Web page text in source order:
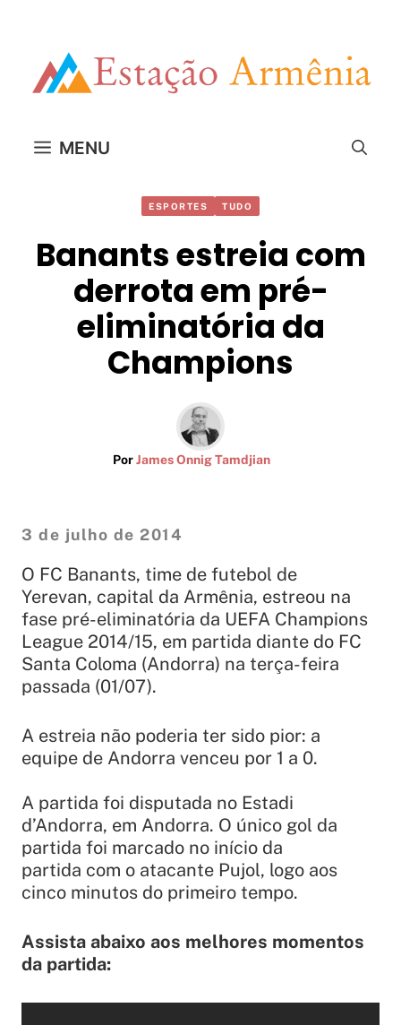
MENU
ESPORTES TUDO
Banants estreia com
derrota em pré-
eliminatória da
Champions
PorJames Onnig Tamdjian
3 de julho de 2014
O FC Banants, time de futebol de
Yerevan, capital da Armênia, estreou na
fase pré-eliminatória da UEFA Champions
League 2014/15, em partida diante do FC
Santa Coloma (Andorra) na terça-feira
passada (01/07).
A estreia não poderia ter sido pior: a
equipe de Andorra venceu por 1 a 0.
A partida foi disputada no Estadi
d’Andorra, em Andorra. O único gol da
partida foi marcado no início da
partida com o atacante Pujol, logo aos
cinco minutos do primeiro tempo.
Assista abaixo aos melhores momentos
da partida: